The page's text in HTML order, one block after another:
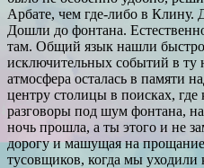
Арбате, чем где-либо в Клину.
Дошли до фонтана.
там. Общий язык нашли
исключительных событий в ту
атмосфера осталась в памяти
центру столицы в поисках, где
разговоры под шум фонтана,
ночь прошла, а ты этого и не
дорогу и машущая на
тусовщиков, когда мы